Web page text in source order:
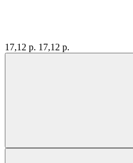
17,12 р. 17,12 р.